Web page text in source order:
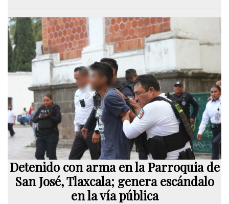
Detenido con arma en la Parroquia de
San José, Tlaxcala; genera escándalo
en la vía pública